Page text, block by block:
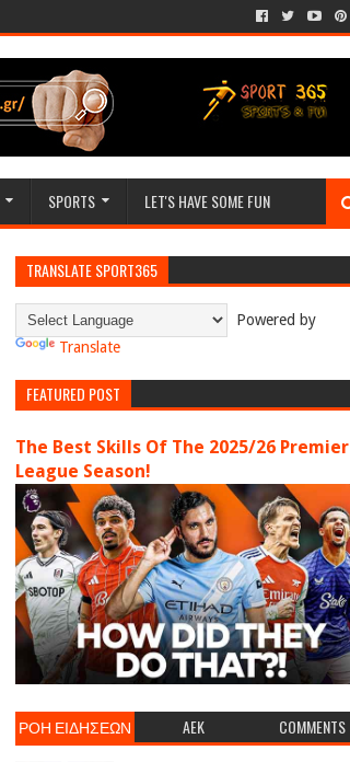
SPORTS LET'S HAVE SOME FUN
TRANSLATE SPORT365
Powered by
Translate
FEATURED POST
The Best Skills Of The 2025/26 Premier
League Season!
ΡΟΗ ΕΙΔΗΣΕΩΝ AEK COMMENTS